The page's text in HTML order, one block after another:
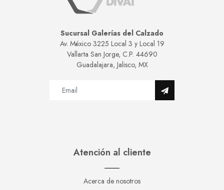
Sucursal Galerías del Calzado
Av. México 3225 Local 3 y Local 19
Vallarta San Jorge, C.P. 44690
Guadalajara, Jalisco, MX
Atención al cliente
Acerca de nosotros